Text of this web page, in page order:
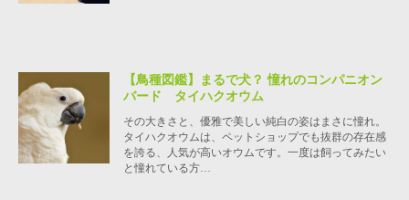
【鳥種図鑑】まるで犬？ 憧れのコンパニオン
バード タイハクオウム
その大きさと、優雅で美しい純白の姿はまさに憧れ。
タイハクオウムは、ペットショップでも抜群の存在感
を誇る、人気が高いオウムです。一度は飼ってみたい
と憧れている方…